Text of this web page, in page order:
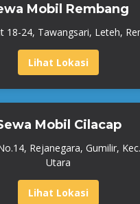
Mobil Rembang
18-24, Tawangsari, Leteh,
Lihat Lokasi
Mobil Cilacap
Rejanegara, Gumilir,
Utara
Lihat Lokasi